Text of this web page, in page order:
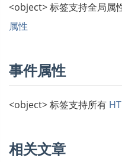
<object> 标签支持全局属
属性
事件属性
<object> 标签支持所有
相关文章